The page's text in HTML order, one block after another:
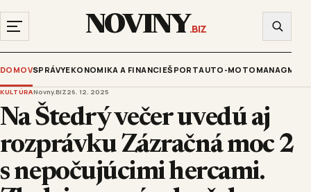
NOVINY.BIZ
DOMOVSPRÁVYEKONOMIKA A FINANCIEŠPORTAUTO-MOTO
KULTÚRANovny.BIZ26. 12. 2025
Na Štedrý večer uvedú aj
rozprávku Zázračná moc 2
s nepočujúcimi hercami.